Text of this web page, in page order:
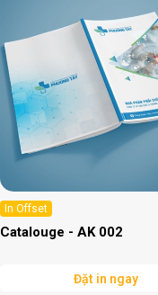
In Offset
Catalouge - AK 002
Đặt in ngay